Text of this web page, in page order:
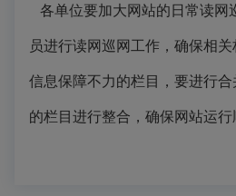
各单位要加大网站的日常读网
员进行读网巡网工作，确保相
信息保障不力的栏目，要进行
的栏目进行整合，确保网站运行